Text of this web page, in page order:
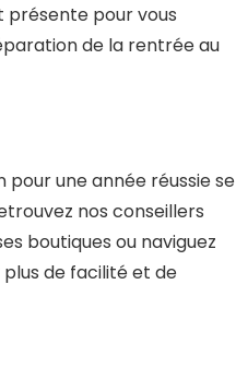
présente pour vous
de la rentrée au
pour une année réussie se
nos conseillers
boutiques ou naviguez
de facilité et de